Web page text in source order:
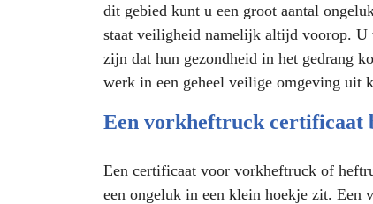
dit gebied kunt u een groot aantal
staat veiligheid namelijk altijd voorop. U
zijn dat hun gezondheid in het gedrang
werk in een geheel veilige omgeving uit
Een vorkheftruck certificaat
Een certificaat voor vorkheftruck of
een ongeluk in een klein hoekje zit. Een